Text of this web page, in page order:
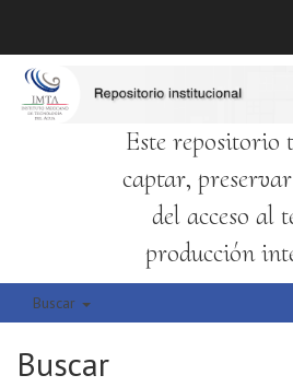
Este repositorio
captar,
del acceso al
producción
Buscar
Buscar